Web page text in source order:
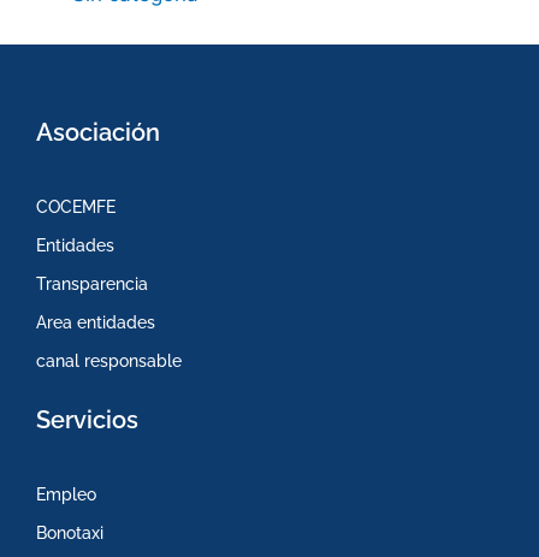
Asociación
COCEMFE
Entidades
Transparencia
Area entidades
canal responsable
Servicios
Empleo
Bonotaxi